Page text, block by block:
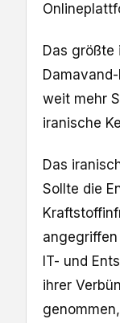
Das größte
weit mehr
iranische
Das
Sollte die
IT- und
ihrer